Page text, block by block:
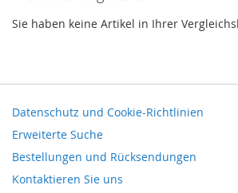
Sie haben keine Artikel in Ihrer
Datenschutz und Cookie-Richtlinien
Erweiterte Suche
Bestellungen und Rücksendungen
Kontaktieren Sie uns